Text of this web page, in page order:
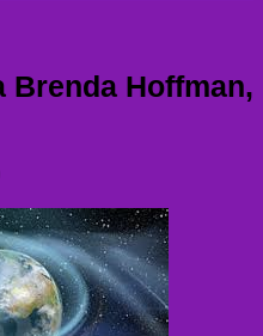
Brenda Hoffman,